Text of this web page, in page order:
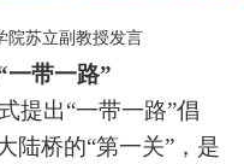
院苏立副教授发言
一带一路”
提出“一带一路”倡
陆桥的“第一关”，是